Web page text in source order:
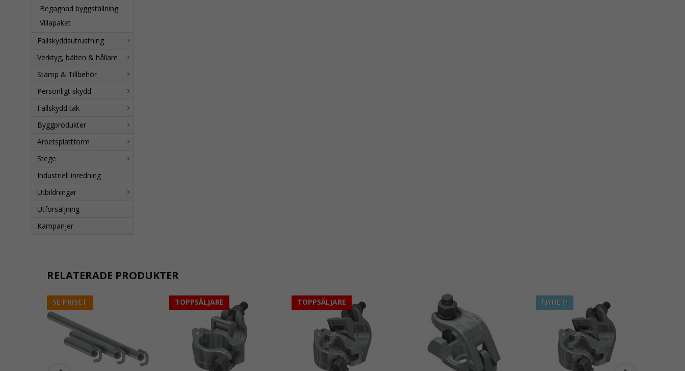
Begagnad byggställning
Villapaket
Fallskyddsutrustning
Verktyg, bälten & hållare
Stämp & Tillbehör
Personligt skydd
Fallskydd tak
Byggprodukter
Arbetsplattform
Stege
Industriell inredning
Utbildningar
Utförsäljning
Kampanjer
RELATERADE PRODUKTER
SE PRISET TOPPSÄLJARE TOPPSÄLJARE NYHET!